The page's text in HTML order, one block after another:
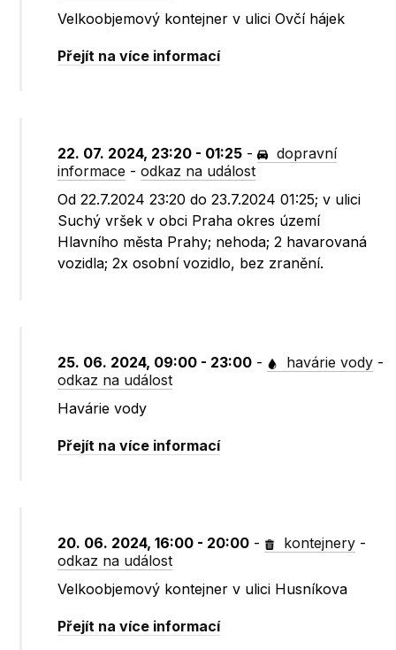
Velkoobjemový kontejner v ulici Ovčí hájek
Přejít na více informací
22. 07. 2024, 23:20 - 01:25 -
dopravní
informace -odkaz na událost
Od 22.7.2024 23:20 do 23.7.2024 01:25; v ulici
Suchý vršek v obci Praha okres území
Hlavního města Prahy; nehoda; 2 havarovaná
vozidla; 2x osobní vozidlo, bez zranění.
25. 06. 2024, 09:00 - 23:00 - havárie vody -
odkaz na událost
Havárie vody
Přejít na více informací
20. 06. 2024, 16:00 - 20:00 - kontejnery -
odkaz na událost
Velkoobjemový kontejner v ulici Husníkova
Přejít na více informací